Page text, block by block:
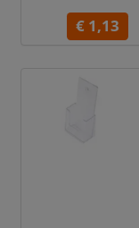
€ 1,13